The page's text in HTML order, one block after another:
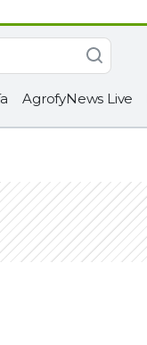
AgrofyNews Live